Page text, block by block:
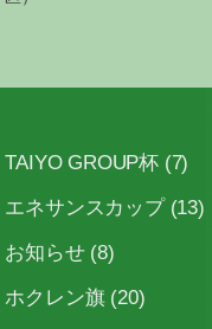
TAIYO GROUP杯 (7)
エネサンスカップ(13)
お知らせ(8)
ホクレン旗(20)